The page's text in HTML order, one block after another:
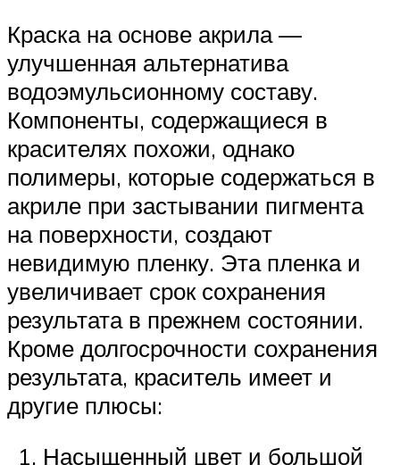
Краска на основе акрила —
улучшенная альтернатива
водоэмульсионному составу.
Компоненты, содержащиеся в
красителях похожи, однако
полимеры, которые содержаться в
акриле при застывании пигмента
на поверхности, создают
невидимую пленку. Эта пленка и
увеличивает срок сохранения
результата в прежнем состоянии.
Кроме долгосрочности сохранения
результата, краситель имеет и
другие плюсы:
Насыщенный цвет и большой